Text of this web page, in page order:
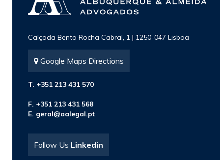
Calçada Bento Rocha Cabral, 1 | 1250-047 Lisboa
Google Maps Directions
T. +351 213 431 570
F. +351 213 431 568
E. geral@aalegal.pt
Follow Us Linkedin